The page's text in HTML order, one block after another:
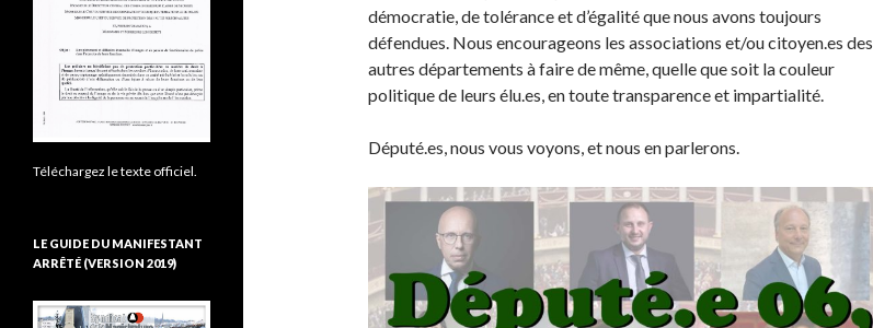
démocratie, de tolérance et d’égalité que nous avons toujours
défendues. Nous encourageons les associations et/ou citoyen.es des
autres départements à faire de même, quelle que soit la couleur
politique de leurs élu.es, en toute transparence et impartialité.
Député.es, nous vous voyons, et nous en parlerons.
Téléchargez le texte officiel.
LE GUIDE DU MANIFESTANT
ARRÊTÉ (VERSION 2019)